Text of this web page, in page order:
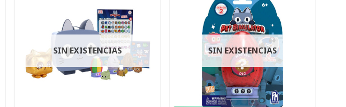
SIN EXISTENCIAS SIN EXISTENCIAS